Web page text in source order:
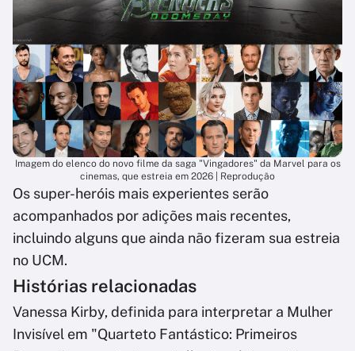
Imagem do elenco do novo filme da saga "Vingadores" da Marvel para os
cinemas, que estreia em 2026 | Reprodução
Os super-heróis mais experientes serão
acompanhados por adições mais recentes,
incluindo alguns que ainda não fizeram sua estreia
no UCM.
Histórias relacionadas
Vanessa Kirby, definida para interpretar a Mulher
Invisível em "Quarteto Fantástico: Primeiros